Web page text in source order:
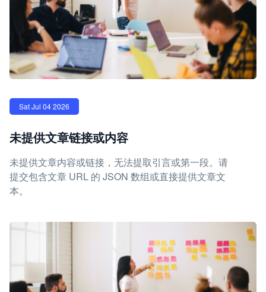
Sat Jul 04 2026
未提供文章链接或内容
未提供文章内容或链接，无法提取引言或第一段。请
提交包含文章 URL 的 JSON 数组或直接提供文章文
本。